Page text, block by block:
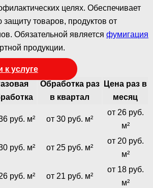
целях. Обеспечивает
товаров, продуктов от
Обязательной является фумигация
продукции.
к услуге
Обработка раз
в квартал
Цена раз в
месяц
руб. м² от 30 руб. м²
от 26 руб.
м²
руб. м² от 25 руб. м²
от 20 руб.
м²
руб. м² от 21 руб. м²
от 18 руб.
м²